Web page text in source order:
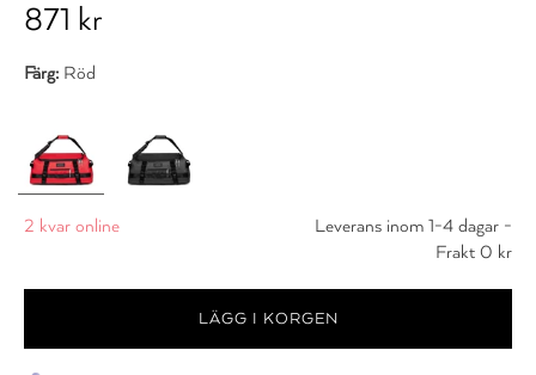
871 kr
Färg: Röd
2 kvar online
Leverans inom 1-4 dagar -
Frakt 0 kr